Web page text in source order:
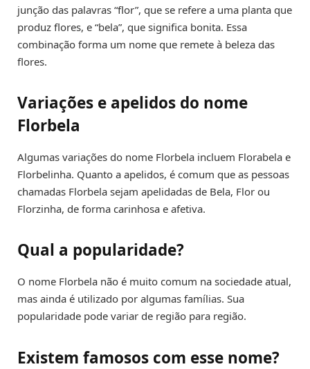
junção das palavras “flor”, que se refere a uma planta que
produz flores, e “bela”, que significa bonita. Essa
combinação forma um nome que remete à beleza das
flores.
Variações e apelidos do nome
Florbela
Algumas variações do nome Florbela incluem Florabela e
Florbelinha. Quanto a apelidos, é comum que as pessoas
chamadas Florbela sejam apelidadas de Bela, Flor ou
Florzinha, de forma carinhosa e afetiva.
Qual a popularidade?
O nome Florbela não é muito comum na sociedade atual,
mas ainda é utilizado por algumas famílias. Sua
popularidade pode variar de região para região.
Existem famosos com esse nome?